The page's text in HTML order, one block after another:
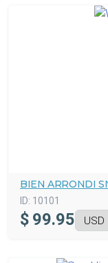
BIEN ARRONDI
ID: 10101
$ 99.95